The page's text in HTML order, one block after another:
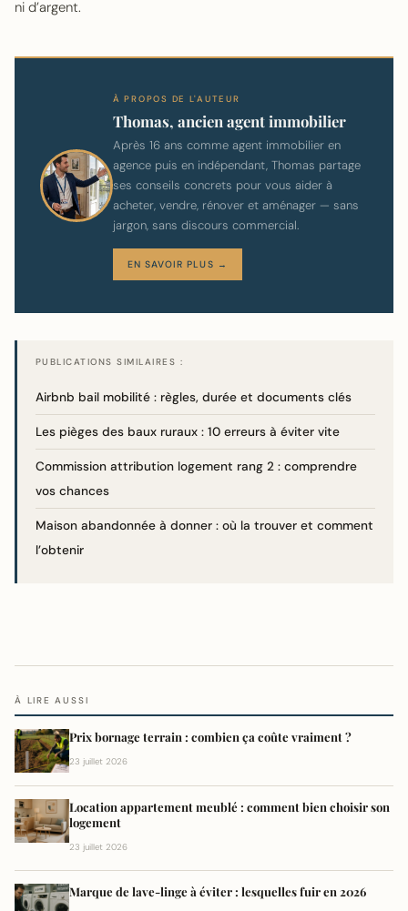
ni d’argent.
À PROPOS DE L'AUTEUR
Thomas, ancien agent immobilier
Après 16 ans comme agent immobilier en
agence puis en indépendant, Thomas partage
ses conseils concrets pour vous aider à
acheter, vendre, rénover et aménager — sans
jargon, sans discours commercial.
EN SAVOIR PLUS →
PUBLICATIONS SIMILAIRES :
Airbnb bail mobilité : règles, durée et documents clés
Les pièges des baux ruraux : 10 erreurs à éviter vite
Commission attribution logement rang 2 : comprendre
vos chances
Maison abandonnée à donner : où la trouver et comment
l’obtenir
À LIRE AUSSI
Prix bornage terrain : combien ça coûte vraiment ?
23 juillet 2026
Location appartement meublé : comment bien choisir son
logement
23 juillet 2026
Marque de lave-linge à éviter : lesquelles fuir en 2026